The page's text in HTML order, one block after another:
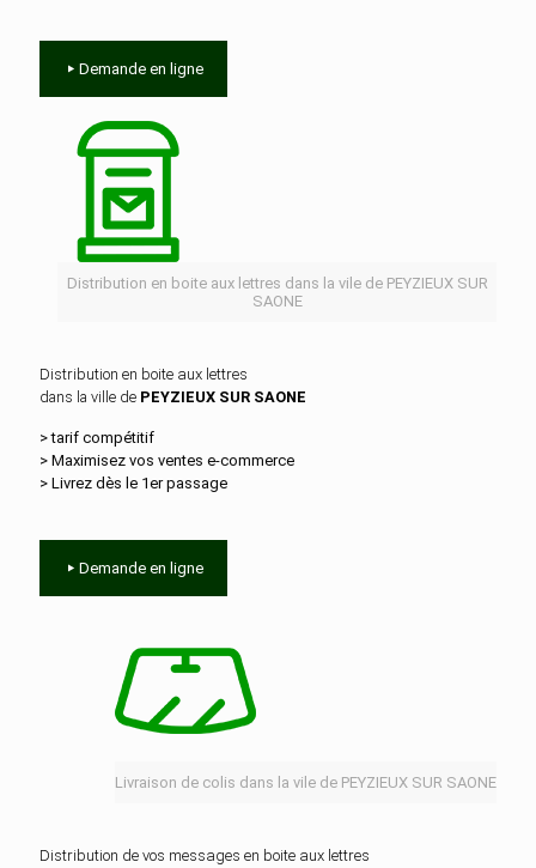
Demande en ligne
Distribution en boite aux lettres dans la vile de PEYZIEUX SUR
SAONE
Distribution en boite aux lettres
dans la ville de PEYZIEUX SUR SAONE
> tarif compétitif
> Maximisez vos ventes e‑commerce
> Livrez dès le 1er passage
Demande en ligne
Livraison de colis dans la vile de PEYZIEUX SUR SAONE
Distribution de vos messages en boite aux lettres